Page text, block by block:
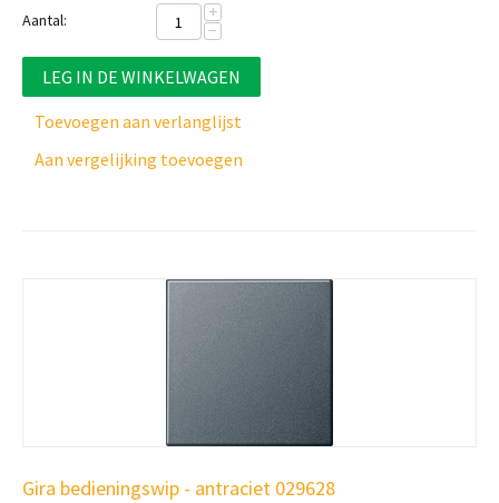
Aantal:
+
−
LEG IN DE WINKELWAGEN
Toevoegen aan verlanglijst
Aan vergelijking toevoegen
Gira bedieningswip - antraciet 029628